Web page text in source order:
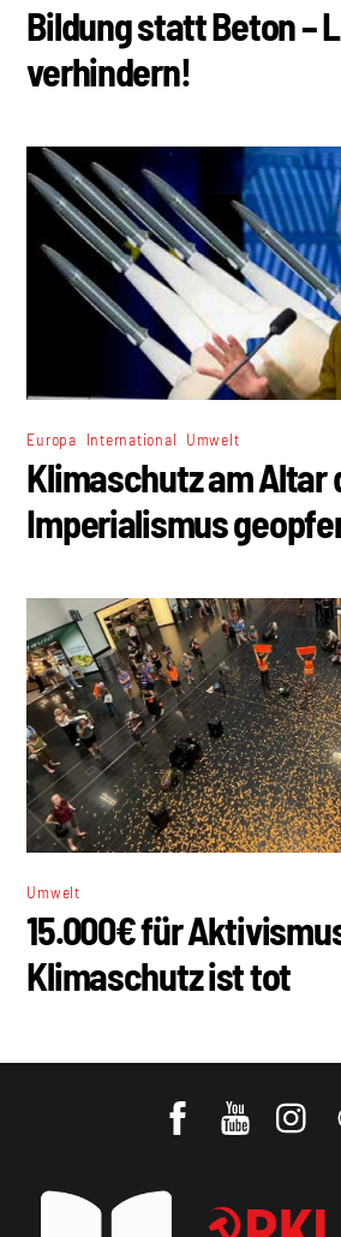
Bildung statt Beton –
verhindern!
Europa International Umwelt
Klimaschutz am Altar
Imperialismus
Umwelt
15.000€ für
Klimaschutz ist tot